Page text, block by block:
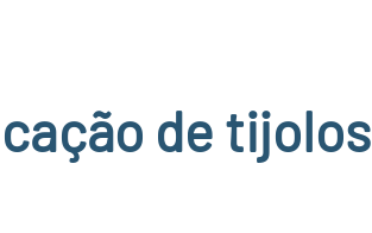
de tijolos